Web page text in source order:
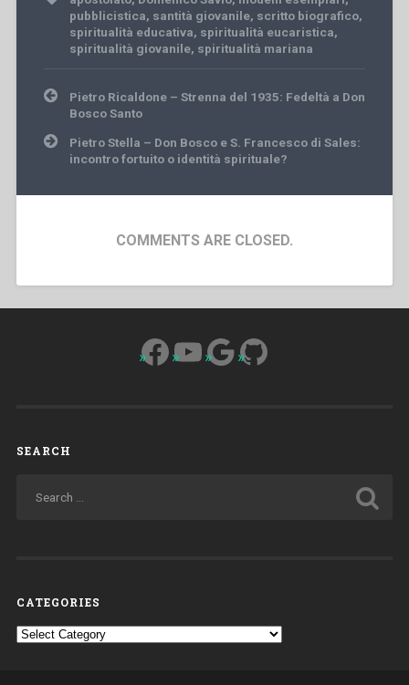
pubblicistica, santità giovanile, scritto biografico,
spiritualità educativa, spiritualità eucaristica,
spiritualità giovanile, spiritualità mariana
Post
navigation
Pietro Ricaldone – Strenna del 1935: Fedeltà a Don
Bosco Santo
Pietro Stella – Don Bosco e S. Francesco di Sales:
incontro fortuito o identità spirituale?
COMMENTS ARE CLOSED.
Facebook
YouTube
Google
GitHub
SEARCH
CATEGORIES
Categories